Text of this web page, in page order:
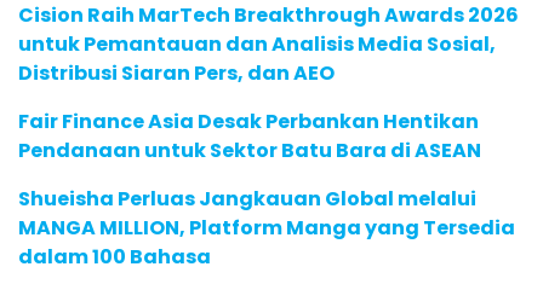
Cision Raih MarTech Breakthrough Awards 2026
untuk Pemantauan dan Analisis Media Sosial,
Distribusi Siaran Pers, dan AEO
Fair Finance Asia Desak Perbankan Hentikan
Pendanaan untuk Sektor Batu Bara di ASEAN
Shueisha Perluas Jangkauan Global melalui
MANGA MILLION, Platform Manga yang Tersedia
dalam 100 Bahasa